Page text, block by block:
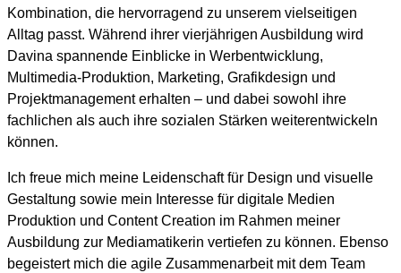
Kombination, die hervorragend zu unserem vielseitigen
Alltag passt. Während ihrer vierjährigen Ausbildung wird
Davina spannende Einblicke in Werbentwicklung,
Multimedia-Produktion, Marketing, Grafikdesign und
Projektmanagement erhalten – und dabei sowohl ihre
fachlichen als auch ihre sozialen Stärken weiterentwickeln
können.
Ich freue mich meine Leidenschaft für Design und visuelle
Gestaltung sowie mein Interesse für digitale Medien
Produktion und Content Creation im Rahmen meiner
Ausbildung zur Mediamatikerin vertiefen zu können. Ebenso
begeistert mich die agile Zusammenarbeit mit dem Team